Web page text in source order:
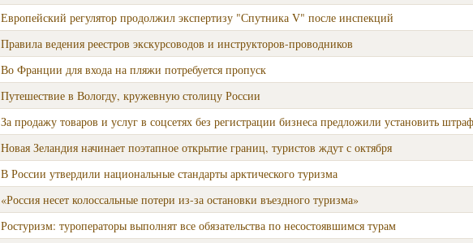
Европейский регулятор продолжил экспертизу "Спутника V" после инспекций
Правила ведения реестров экскурсоводов и инструкторов-проводников
Во Франции для входа на пляжи потребуется пропуск
Путешествие в Вологду, кружевную столицу России
За продажу товаров и услуг в соцсетях без регистрации бизнеса предложили установить
Новая Зеландия начинает поэтапное открытие границ, туристов ждут с октября
В России утвердили национальные стандарты арктического туризма
«Россия несет колоссальные потери из-за остановки въездного туризма»
Ростуризм: туроператоры выполнят все обязательства по несостоявшимся турам